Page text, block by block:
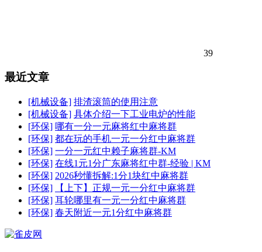
39
最近文章
[机械设备] 排渣滚筒的使用注意
[机械设备] 具体介绍一下工业电炉的性能
[环保] 哪有一分一元麻将红中麻将群
[环保] 都在玩的手机一元一分红中麻将群
[环保] 一分一元红中赖子麻将群-KM
[环保] 在线1元1分广东麻将红中群-经验 | KM
[环保] 2026秒懂拆解:1分1块红中麻将群
[环保]
【上下】正规一元一分红中麻将群
[环保] 耳轮哪里有一元一分红中麻将群
[环保] 春天附近一元1分红中麻将群